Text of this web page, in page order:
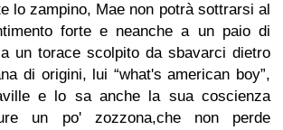
lo zampino, Mae non potrà sottrarsi al
forte e neanche a un paio di
un torace scolpito da sbavarci dietro
di origini, lui “what's american boy”,
e lo sa anche la sua coscienza
un po' zozzona,che non perde